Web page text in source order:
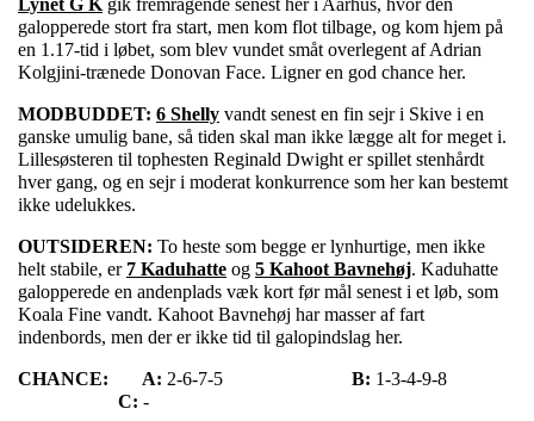
Lynet G Kgik fremragende senest her i Aarhus, hvor den
galopperede stort fra start, men kom flot tilbage, og kom hjem på
en 1.17-tid i løbet, som blev vundet småt overlegent af Adrian
Kolgjini-trænede Donovan Face. Ligner en god chance her.
MODBUDDET: 6 Shelly vandt senest en fin sejr i Skive i en
ganske umulig bane, så tiden skal man ikke lægge alt for meget i.
Lillesøsteren til tophesten Reginald Dwight er spillet stenhårdt
hver gang, og en sejr i moderat konkurrence som her kan bestemt
ikke udelukkes.
OUTSIDEREN: To heste som begge er lynhurtige, men ikke
helt stabile, er 7 Kaduhatte og 5 Kahoot Bavnehøj. Kaduhatte
galopperede en andenplads væk kort før mål senest i et løb, som
Koala Fine vandt. Kahoot Bavnehøj har masser af fart
indenbords, men der er ikke tid til galopindslag her.
CHANCE: A: 2-6-7-5 B: 1-3-4-9-8
C: -